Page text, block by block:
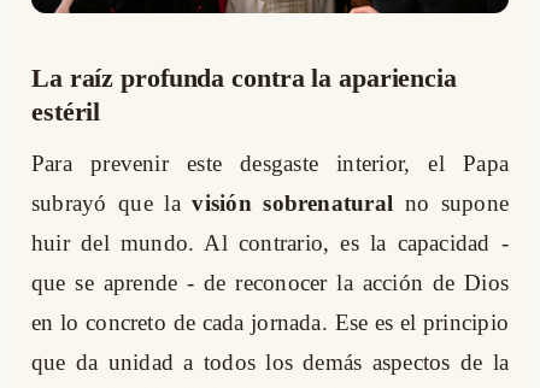
La raíz profunda contra la apariencia
estéril
Para prevenir este desgaste interior, el Papa
subrayó que la visión sobrenatural no supone
huir del mundo. Al contrario, es la capacidad -
que se aprende - de reconocer la acción de Dios
en lo concreto de cada jornada. Ese es el principio
que da unidad a todos los demás aspectos de la